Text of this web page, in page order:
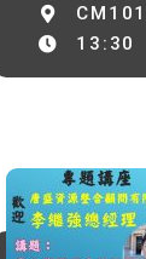
CM101
13:30